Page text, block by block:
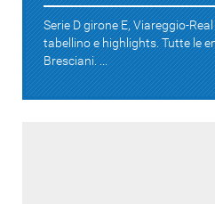
Serie D girone E, Viareggio-
tabellino e highlights. Tutte le
Bresciani. ...